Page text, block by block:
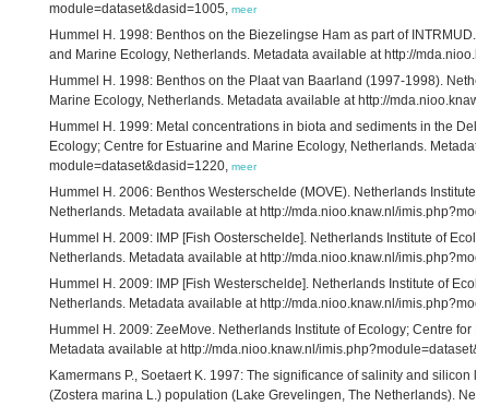
module=dataset&dasid=1005, meer
Hummel H. 1998: Benthos on the Biezelingse Ham as part of INTRMUD.
and Marine Ecology, Netherlands. Metadata available at http://
Hummel H. 1998: Benthos on the Plaat van Baarland (1997-1998).
Marine Ecology, Netherlands. Metadata available at http://
Hummel H. 1999: Metal concentrations in biota and sediments in the
Ecology; Centre for Estuarine and Marine Ecology, Netherlands.
module=dataset&dasid=1220, meer
Hummel H. 2006: Benthos Westerschelde (MOVE). Netherlands Institute
Netherlands. Metadata available at http://mda.nioo.knaw.nl/
Hummel H. 2009: IMP [Fish Oosterschelde]. Netherlands Institute of
Netherlands. Metadata available at http://mda.nioo.knaw.nl/
Hummel H. 2009: IMP [Fish Westerschelde]. Netherlands Institute of
Netherlands. Metadata available at http://mda.nioo.knaw.nl/
Hummel H. 2009: ZeeMove. Netherlands Institute of Ecology; Centre for
Metadata available at http://mda.nioo.knaw.nl/
Kamermans P., Soetaert K. 1997: The significance of salinity and silicon
(Zostera marina L.) population (Lake Grevelingen, The Netherlands).